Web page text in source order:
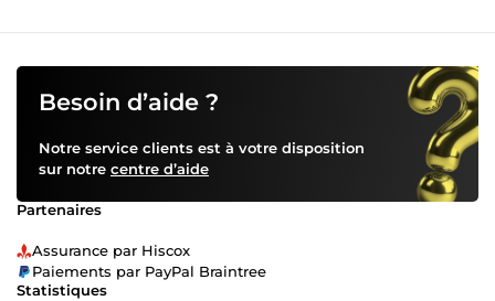
Besoin d’aide ?
Notre service clients est à votre disposition
sur notre centre d’aide
Partenaires
Assurance par Hiscox
Paiements par PayPal Braintree
Statistiques